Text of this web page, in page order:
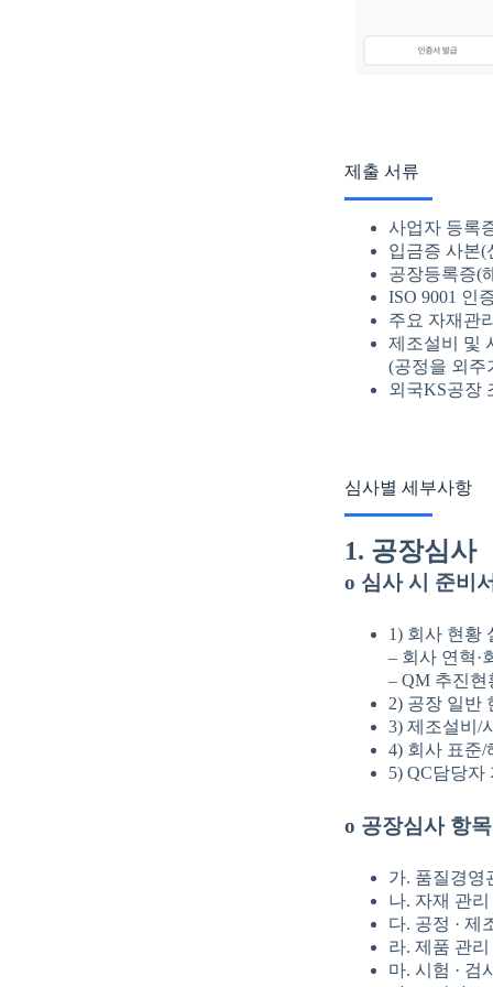
제출 서류
사업자 등록
입금증 사본(
공장등록증(
ISO 9001 인
주요 자재관
제조설비 및
(공정을 외주
외국KS공장
심사별 세부사항
1. 공장심사
o 심사 시 준비
1) 회사 현황
– 회사 연혁·
– QM 추진현
2) 공장 일반
3) 제조설비/
4) 회사 표준/
5) QC담당자
o 공장심사 항목
가. 품질경영
나. 자재 관리
다. 공정 · 제
라. 제품 관리
마. 시험 · 검